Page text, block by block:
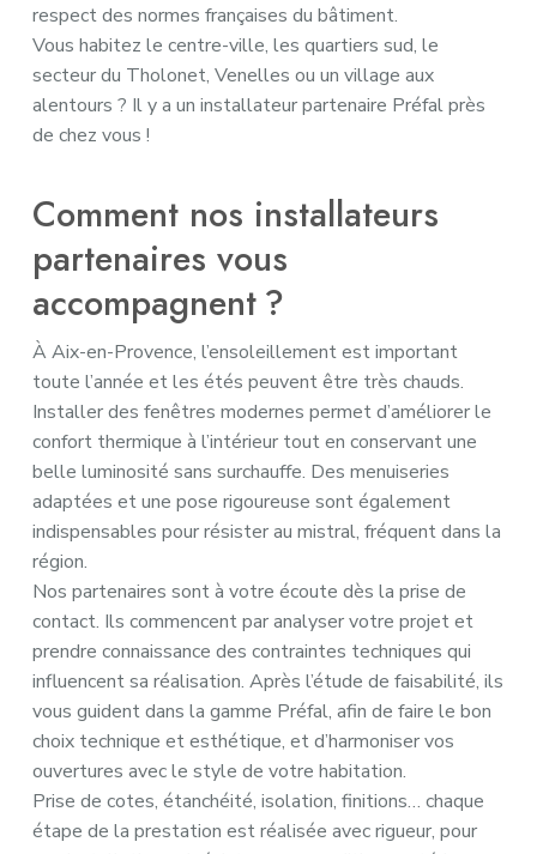
respect des normes françaises du bâtiment.
Vous habitez le centre-ville, les quartiers sud, le
secteur du Tholonet, Venelles ou un village aux
alentours ? Il y a un installateur partenaire Préfal près
de chez vous !
Comment nos installateurs
partenaires vous
accompagnent ?
À Aix-en-Provence, l’ensoleillement est important
toute l’année et les étés peuvent être très chauds.
Installer des fenêtres modernes permet d’améliorer le
confort thermique à l’intérieur tout en conservant une
belle luminosité sans surchauffe. Des menuiseries
adaptées et une pose rigoureuse sont également
indispensables pour résister au mistral, fréquent dans la
région.
Nos partenaires sont à votre écoute dès la prise de
contact. Ils commencent par analyser votre projet et
prendre connaissance des contraintes techniques qui
influencent sa réalisation. Après l’étude de faisabilité, ils
vous guident dans la gamme Préfal, afin de faire le bon
choix technique et esthétique, et d’harmoniser vos
ouvertures avec le style de votre habitation.
Prise de cotes, étanchéité, isolation, finitions… chaque
étape de la prestation est réalisée avec rigueur, pour